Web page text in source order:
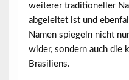
weiterer traditioneller
abgeleitet ist und
Namen spiegeln nicht
wider, sondern auch die
Brasiliens.